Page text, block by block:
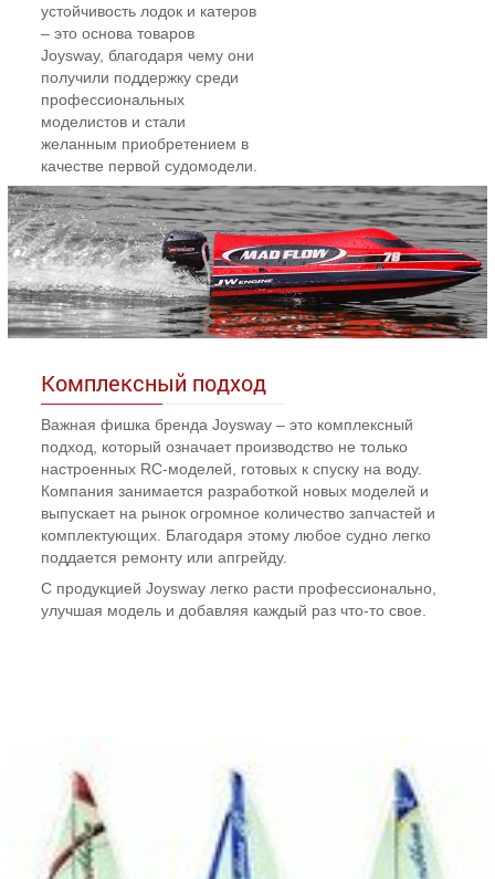
устойчивость лодок и катеров
– это основа товаров
Joysway, благодаря чему они
получили поддержку среди
профессиональных
моделистов и стали
желанным приобретением в
качестве первой судомодели.
Комплексный подход
Важная фишка бренда Joysway – это комплексный
подход, который означает производство не только
настроенных RC-моделей, готовых к спуску на воду.
Компания занимается разработкой новых моделей и
выпускает на рынок огромное количество запчастей и
комплектующих. Благодаря этому любое судно легко
поддается ремонту или апгрейду.
С продукцией Joysway легко расти профессионально,
улучшая модель и добавляя каждый раз что-то свое.